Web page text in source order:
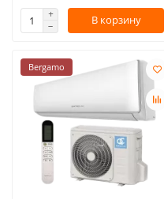
В корзину
Bergamo